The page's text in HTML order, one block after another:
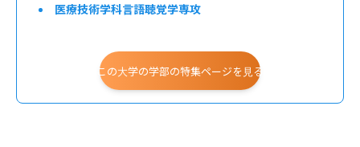
医療技術学科言語聴覚学専攻
この大学の学部の特集ページを見る